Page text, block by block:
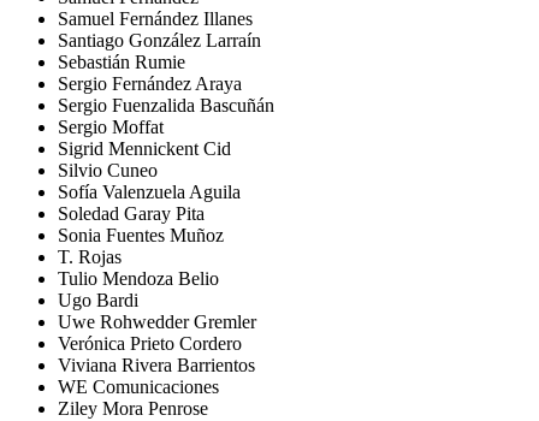
Samuel Fernández Illanes
Santiago González Larraín
Sebastián Rumie
Sergio Fernández Araya
Sergio Fuenzalida Bascuñán
Sergio Moffat
Sigrid Mennickent Cid
Silvio Cuneo
Sofía Valenzuela Aguila
Soledad Garay Pita
Sonia Fuentes Muñoz
T. Rojas
Tulio Mendoza Belio
Ugo Bardi
Uwe Rohwedder Gremler
Verónica Prieto Cordero
Viviana Rivera Barrientos
WE Comunicaciones
Ziley Mora Penrose